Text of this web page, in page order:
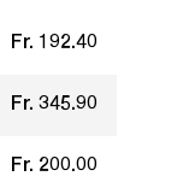
Fr. 192.40
Fr. 345.90
Fr. 200.00